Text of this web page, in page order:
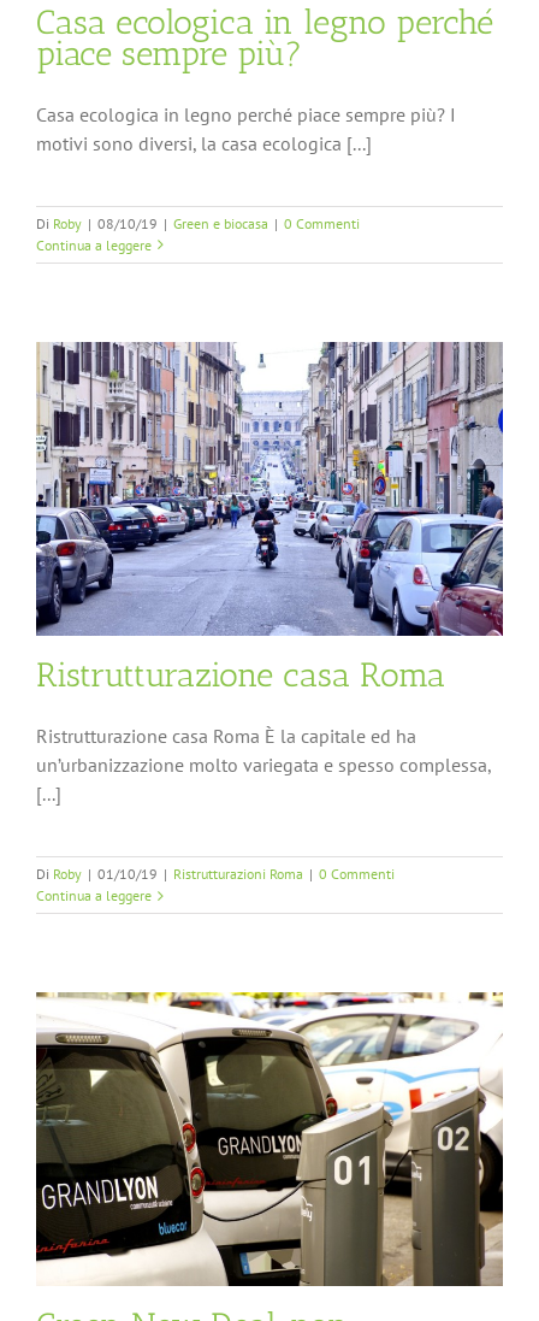
Casa ecologica in legno perché
piace sempre più?
Casa ecologica in legno perché piace sempre più? I
motivi sono diversi, la casa ecologica [...]
Di Roby | 08/10/19 | Green e biocasa | 0 Commenti
Continua a leggere
Ristrutturazione casa Roma
Ristrutturazione casa Roma È la capitale ed ha
un’urbanizzazione molto variegata e spesso complessa,
[...]
Di Roby | 01/10/19 | Ristrutturazioni Roma | 0 Commenti
Continua a leggere